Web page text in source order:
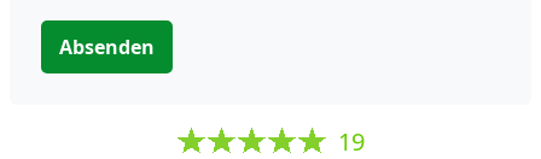
Absenden
19